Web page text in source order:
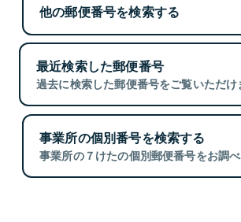
他の郵便番号を検索する
最近検索した郵便番号
過去に検索した郵便番号をご覧いただけ
事業所の個別番号を検索する
事業所の７けたの個別郵便番号をお調べ